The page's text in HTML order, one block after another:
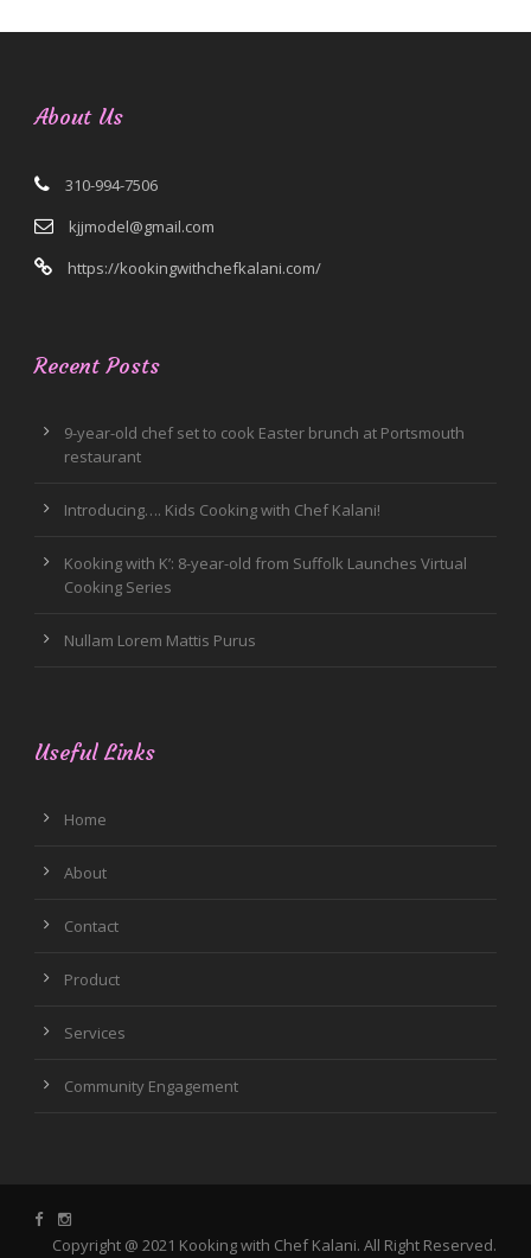
About Us
310-994-7506
kjjmodel@gmail.com
https://kookingwithchefkalani.com/
Recent Posts
9-year-old chef set to cook Easter brunch at Portsmouth
restaurant
Introducing…. Kids Cooking with Chef Kalani!
Kooking with K’: 8-year-old from Suffolk Launches Virtual
Cooking Series
Nullam Lorem Mattis Purus
Useful Links
Home
About
Contact
Product
Services
Community Engagement
Copyright @ 2021 Kooking with Chef Kalani. All Right Reserved.